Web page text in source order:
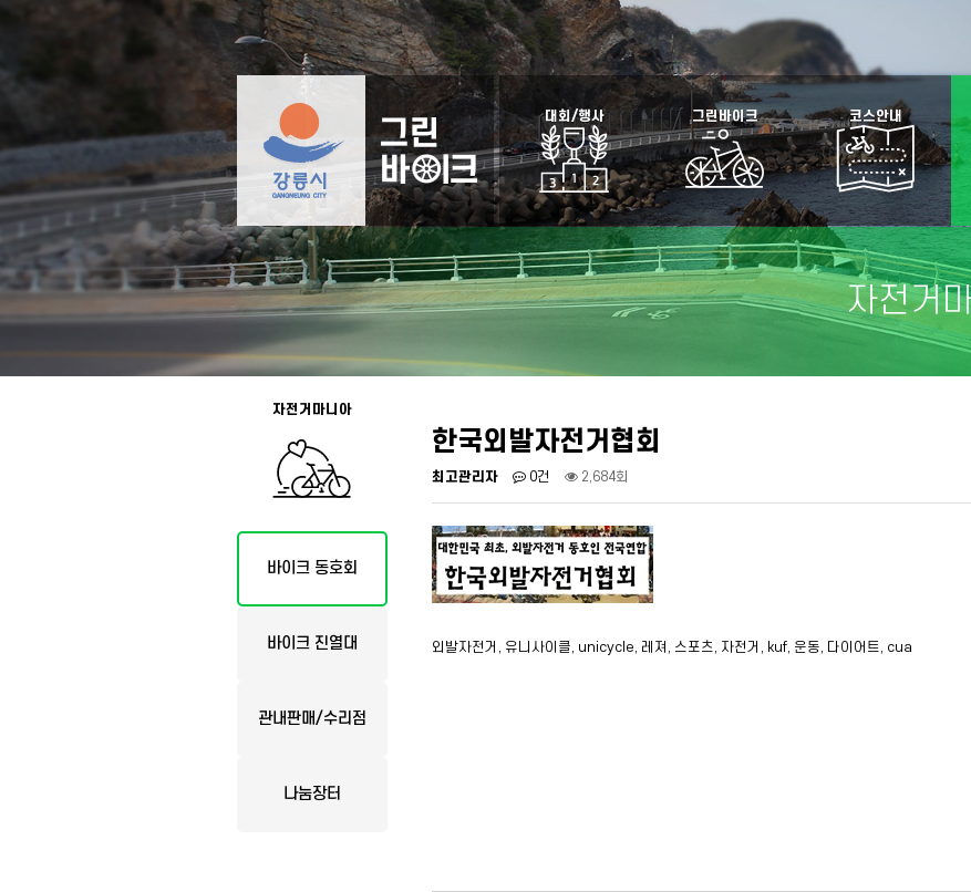
대회/행사 그린바이크 코스안내
자전거
자전거마니아
바이크 동호회
바이크 진열대
관내판매/수리점
나눔장터
한국외발자전거협회
최고관리자 0건 2,684회
외발자전거, 유니사이클, unicycle, 레져, 스포츠, 자전거, kuf, 운동, 다이어트, cua